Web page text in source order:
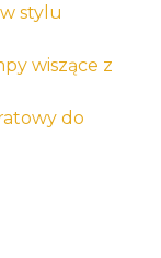
stylu
wiszące z
do